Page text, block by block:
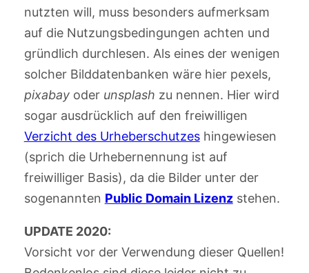
nutzten will, muss besonders aufmerksam
auf die Nutzungsbedingungen achten und
gründlich durchlesen. Als eines der wenigen
solcher Bilddatenbanken wäre hier pexels,
pixabay oder unsplash zu nennen. Hier wird
sogar ausdrücklich auf den freiwilligen
Verzicht des Urheberschutzeshingewiesen
(sprich die Urhebernennung ist auf
freiwilliger Basis), da die Bilder unter der
sogenannten Public Domain Lizenzstehen.
UPDATE 2020:
Vorsicht vor der Verwendung dieser Quellen!